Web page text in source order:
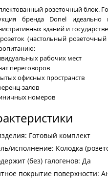
розеточный блок.
бренда Donel идеально
зданий и
(настольный
рабочих мест
переговоров
офисных пространств
залов
номеров
Готовый комплект
исполнение: Колодка
(без) галогенов: Да
покрытие поверхности: